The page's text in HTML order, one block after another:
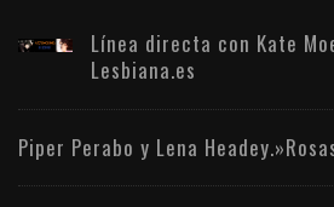
Línea directa con Kate
Lesbiana.es
Piper Perabo y Lena